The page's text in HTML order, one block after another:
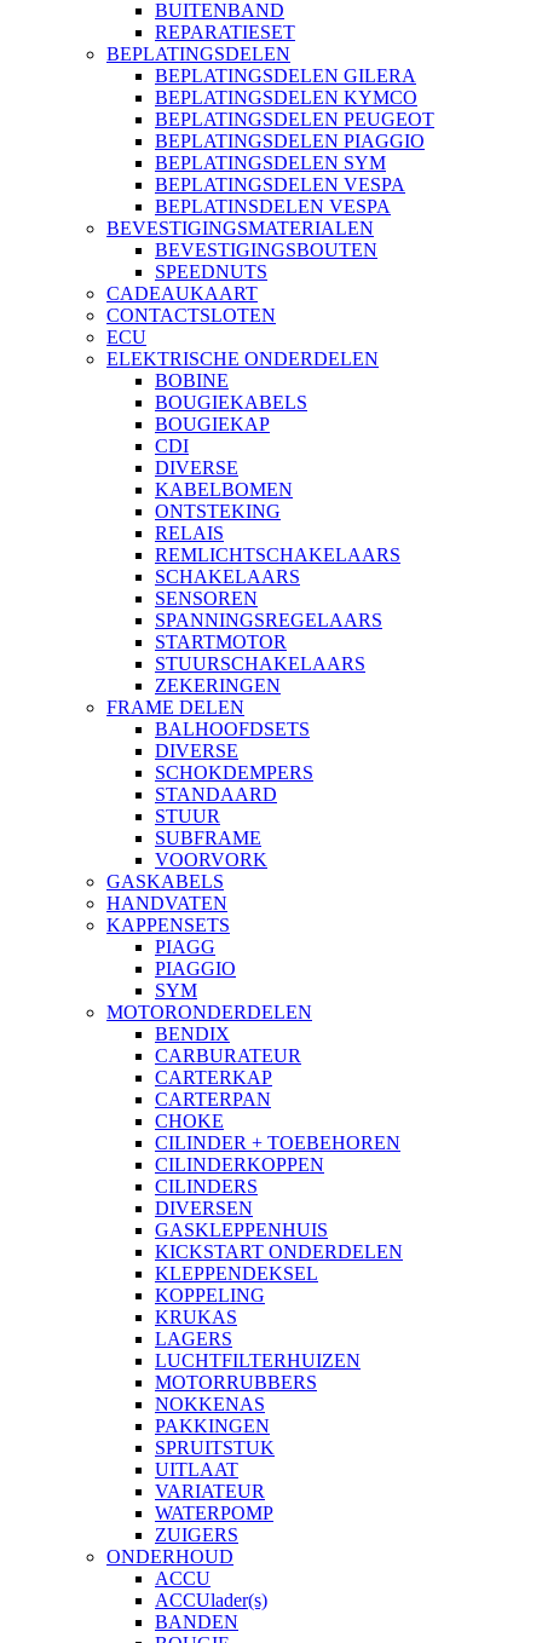
BUITENBAND
REPARATIESET
BEPLATINGSDELEN
BEPLATINGSDELEN GILERA
BEPLATINGSDELEN KYMCO
BEPLATINGSDELEN PEUGEOT
BEPLATINGSDELEN PIAGGIO
BEPLATINGSDELEN SYM
BEPLATINGSDELEN VESPA
BEPLATINSDELEN VESPA
BEVESTIGINGSMATERIALEN
BEVESTIGINGSBOUTEN
SPEEDNUTS
CADEAUKAART
CONTACTSLOTEN
ECU
ELEKTRISCHE ONDERDELEN
BOBINE
BOUGIEKABELS
BOUGIEKAP
CDI
DIVERSE
KABELBOMEN
ONTSTEKING
RELAIS
REMLICHTSCHAKELAARS
SCHAKELAARS
SENSOREN
SPANNINGSREGELAARS
STARTMOTOR
STUURSCHAKELAARS
ZEKERINGEN
FRAME DELEN
BALHOOFDSETS
DIVERSE
SCHOKDEMPERS
STANDAARD
STUUR
SUBFRAME
VOORVORK
GASKABELS
HANDVATEN
KAPPENSETS
PIAGG
PIAGGIO
SYM
MOTORONDERDELEN
BENDIX
CARBURATEUR
CARTERKAP
CARTERPAN
CHOKE
CILINDER + TOEBEHOREN
CILINDERKOPPEN
CILINDERS
DIVERSEN
GASKLEPPENHUIS
KICKSTART ONDERDELEN
KLEPPENDEKSEL
KOPPELING
KRUKAS
LAGERS
LUCHTFILTERHUIZEN
MOTORRUBBERS
NOKKENAS
PAKKINGEN
SPRUITSTUK
UITLAAT
VARIATEUR
WATERPOMP
ZUIGERS
ONDERHOUD
ACCU
ACCUlader(s)
BANDEN